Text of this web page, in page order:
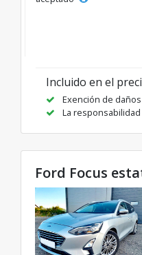
Incluido en el
Exención de
La
Ford Focus